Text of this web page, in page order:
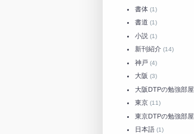
書体 (1)
書道 (1)
小説 (1)
新刊紹介 (14)
神戸 (4)
大阪 (3)
大阪DTPの勉強部屋
東京 (11)
東京DTPの勉強部屋
日本語 (1)